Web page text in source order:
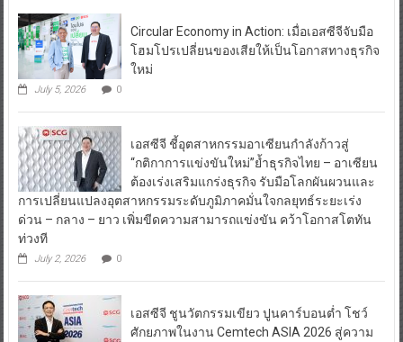
Circular Economy in Action: เมื่อเอสซีจีจับมือ
โฮมโปรเปลี่ยนของเสียให้เป็นโอกาสทางธุรกิจ
ใหม่
July 5, 2026 0
เอสซีจี ชี้อุตสาหกรรมอาเซียนกำลังก้าวสู่
“กติกาการแข่งขันใหม่”ย้ำธุรกิจไทย – อาเซียน
ต้องเร่งเสริมแกร่งธุรกิจ รับมือโลกผันผวนและ
การเปลี่ยนแปลงอุตสาหกรรมระดับภูมิภาคมั่นใจกลยุทธ์ระยะเร่ง
ด่วน – กลาง – ยาว เพิ่มขีดความสามารถแข่งขัน คว้าโอกาสโตทัน
ท่วงที
July 2, 2026 0
เอสซีจี ชูนวัตกรรมเขียว ปูนคาร์บอนต่ำ โชว์
ศักยภาพในงาน Cemtech ASIA 2026 สู่ความ